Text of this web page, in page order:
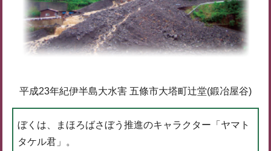
平成23年紀伊半島大水害 五條市大塔町辻堂(鍛冶屋谷)
ぼくは、まほろばさぼう推進のキャラクター「ヤマト
タケル君」。